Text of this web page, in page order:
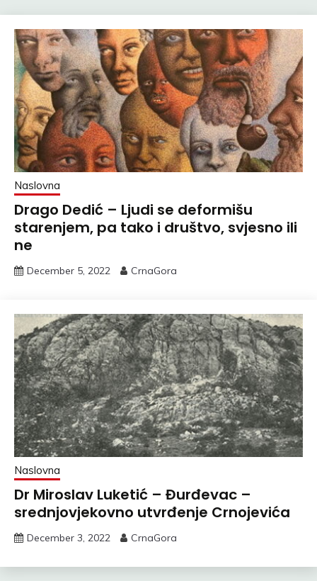
Naslovna
Drago Dedić – Ljudi se deformišu
starenjem, pa tako i društvo, svjesno ili
ne
December 5, 2022 CrnaGora
Naslovna
Dr Miroslav Luketić – Đurđevac –
srednjovjekovno utvrđenje Crnojevića
December 3, 2022 CrnaGora